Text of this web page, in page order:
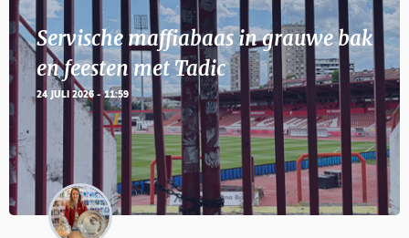
Servische maffiabaas in grauwe bak
en feesten met Tadic
24 JULI 2026 - 11:59